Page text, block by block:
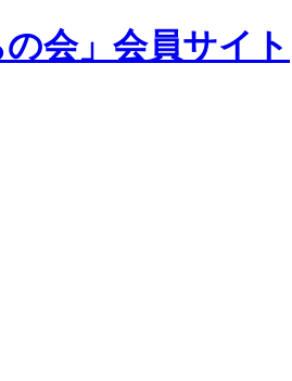
会」会員サイト